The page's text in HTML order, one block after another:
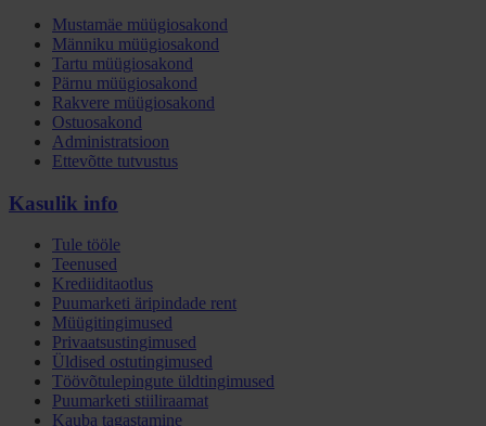
Mustamäe müügiosakond
Männiku müügiosakond
Tartu müügiosakond
Pärnu müügiosakond
Rakvere müügiosakond
Ostuosakond
Administratsioon
Ettevõtte tutvustus
Kasulik info
Tule tööle
Teenused
Krediiditaotlus
Puumarketi äripindade rent
Müügitingimused
Privaatsustingimused
Üldised ostutingimused
Töövõtulepingute üldtingimused
Puumarketi stiiliraamat
Kauba tagastamine